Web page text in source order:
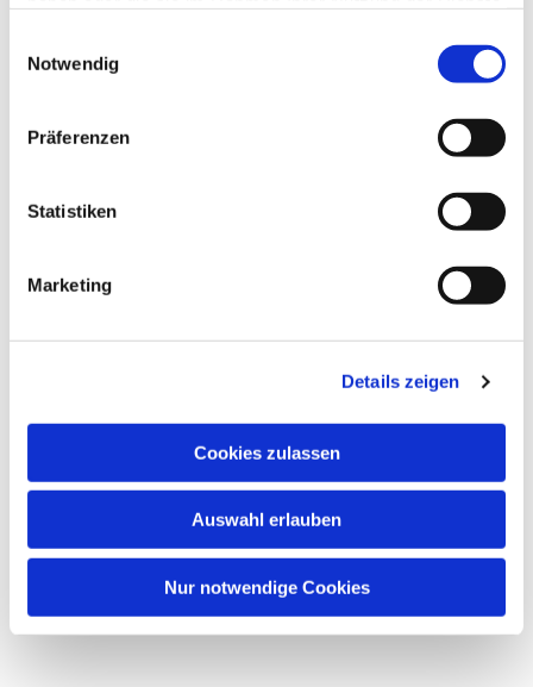
Notwendig
Präferenzen
Statistiken
Marketing
Details zeigen
Cookies zulassen
Auswahl erlauben
Nur notwendige Cookies
Dienstag, 15. September 2026, 16:30
Uhr
St. Jakobskirche Bockenheim,
Die Termine für das Wochenmodell Konfi